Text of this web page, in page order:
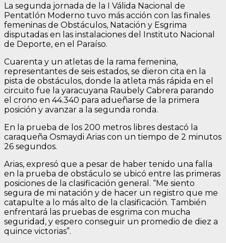
La segunda jornada de la I Válida Nacional de
Pentatlón Moderno tuvo más acción con las finales
femeninas de Obstáculos, Natación y Esgrima
disputadas en las instalaciones del Instituto Nacional
de Deporte, en el Paraíso.
Cuarenta y un atletas de la rama femenina,
representantes de seis estados, se dieron cita en la
pista de obstáculos, donde la atleta más rápida en el
circuito fue la yaracuyana Raubely Cabrera parando
el crono en 44.340 para adueñarse de la primera
posición y avanzar a la segunda ronda.
En la prueba de los 200 metros libres destacó la
caraqueña Osmaydi Arias con un tiempo de 2 minutos
26 segundos.
Arias, expresó que a pesar de haber tenido una falla
en la prueba de obstáculo se ubicó entre las primeras
posiciones de la clasificación general. “Me siento
segura de mi natación y de hacer un registro que me
catapulte a lo más alto de la clasificación. También
enfrentará las pruebas de esgrima con mucha
seguridad, y espero conseguir un promedio de diez a
quince victorias”.